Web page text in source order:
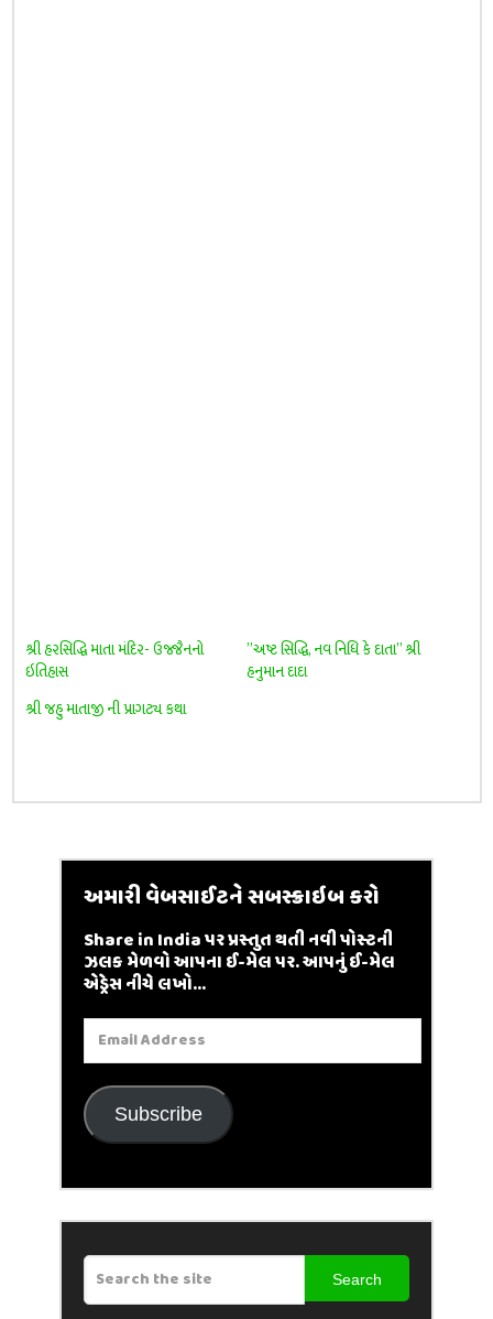
શ્રી હરસિદ્ધિ માતા મંદિર- ઉજ્જૈનનો
ઇતિહાસ
”અષ્ટ સિદ્ધિ, નવ નિધિ કે દાતા” શ્રી
હનુમાન દાદા
શ્રી જહુ માતાજી ની પ્રાગટ્ય કથા
અમારી વેબસાઈટને સબસ્ક્રાઇબ કરો
Share in India પર પ્રસ્તુત થતી નવી પોસ્ટની
ઝલક મેળવો આપના ઈ-મેલ પર. આપનું ઈ-મેલ
એડ્રેસ નીચે લખો...
Email
Address
Subscribe
Search